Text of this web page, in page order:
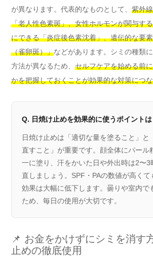
が異なります。代表的なものとして、 紫外
「老人性色素斑」、女性ホルモンが関与す
にできる「炎症後色素沈着」、遺伝的な要
（雀卵斑）」などがあります。シミの種類
方法が異なるため、 セルフケアを始める前
かを把握しておくことが効果的な対策につ
Q. 日焼け止めを効果的に使うポイントは
日焼け止めは「適切な量を塗ること」と
直すこと」が重要です。顔全体にパール
一に塗り、汗をかいた日や外出時は2〜3
直しましょう。SPF・PAの数値が高くて
効果は大幅に低下します。曇りや室内で
ため、毎日の使用が大切です。
📌 お金をかけずにシミを消す
止めの徹底使用